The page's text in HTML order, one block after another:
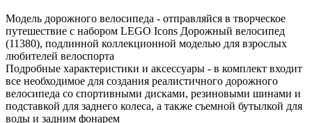
Модель дорожного велосипеда - отправляйся в творческое
путешествие с набором LEGO Icons Дорожный велосипед
(11380), подлинной коллекционной моделью для взрослых
любителей велоспорта
Подробные характеристики и аксессуары - в комплект входит
все необходимое для создания реалистичного дорожного
велосипеда со спортивными дисками, резиновыми шинами и
подставкой для заднего колеса, а также съемной бутылкой для
воды и задним фонарем